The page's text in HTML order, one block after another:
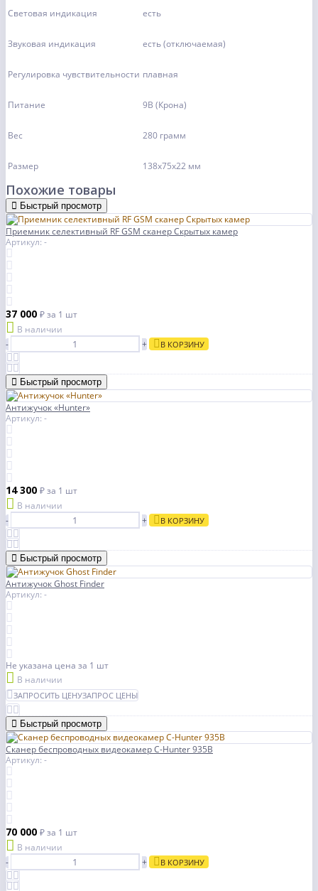
Световая индикация есть
Звуковая индикация есть (отключаемая)
Регулировка чувствительности плавная
Питание 9B (Крона)
Вес 280 грамм
Размер 138х75х22 мм
Похожие товары
Быстрый просмотр
Приемник селективный RF GSM сканер Скрытых камер
Артикул: -
37 000 ₽за 1 шт
В наличии
-
+ В КОРЗИНУ
Быстрый просмотр
Антижучок «Hunter»
Артикул: -
14 300 ₽за 1 шт
В наличии
-
+ В КОРЗИНУ
Быстрый просмотр
Антижучок Ghost Finder
Артикул: -
Не указана цена за 1 шт
В наличии
ЗАПРОСИТЬ ЦЕНУЗАПРОС ЦЕНЫ
Быстрый просмотр
Cканер беспроводных видеокамер C-Hunter 935B
Артикул: -
70 000 ₽за 1 шт
В наличии
-
+ В КОРЗИНУ